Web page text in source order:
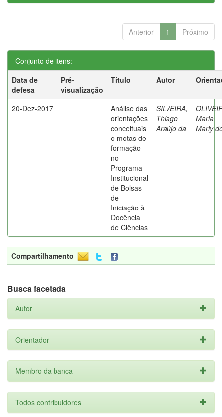
Anterior 1 Próximo
Conjunto de itens:
Data de
defesa
Pré-
visualização
Título Autor
20-Dez-2017
Análise das
orientações
conceituais
e metas de
formação
no
Programa
Institucional
de Bolsas
de
Iniciação à
Docência
de Ciências
SILVEIRA,
Thiago
Araújo da
Maria
Marly
Compartilhamento
Busca facetada
Autor
Orientador
Membro da banca
Todos contribuidores